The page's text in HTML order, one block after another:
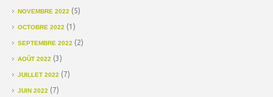
NOVEMBRE 2022 (5)
OCTOBRE 2022 (1)
SEPTEMBRE 2022 (2)
AOÛT 2022 (3)
JUILLET 2022 (7)
JUIN 2022 (7)